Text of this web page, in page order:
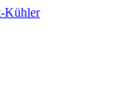
Kühler